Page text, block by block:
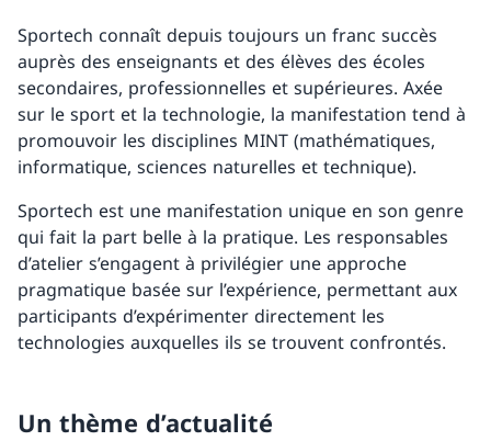
Sportech connaît depuis toujours un franc succès
auprès des enseignants et des élèves des écoles
secondaires, professionnelles et supérieures. Axée
sur le sport et la technologie, la manifestation tend à
promouvoir les disciplines MINT (mathématiques,
informatique, sciences naturelles et technique).
Sportech est une manifestation unique en son genre
qui fait la part belle à la pratique. Les responsables
d’atelier s’engagent à privilégier une approche
pragmatique basée sur l’expérience, permettant aux
participants d’expérimenter directement les
technologies auxquelles ils se trouvent confrontés.
Un thème d’actualité